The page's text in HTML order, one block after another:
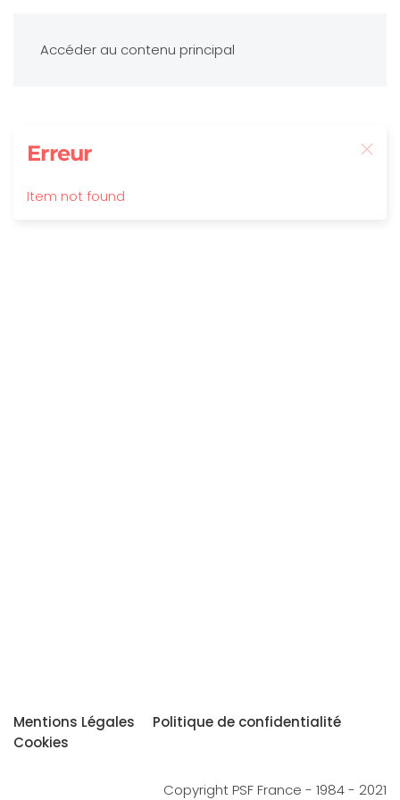
Accéder au contenu principal
Erreur
Item not found
Mentions Légales
Politique de confidentialité
Cookies
Copyright PSF France - 1984 - 2021